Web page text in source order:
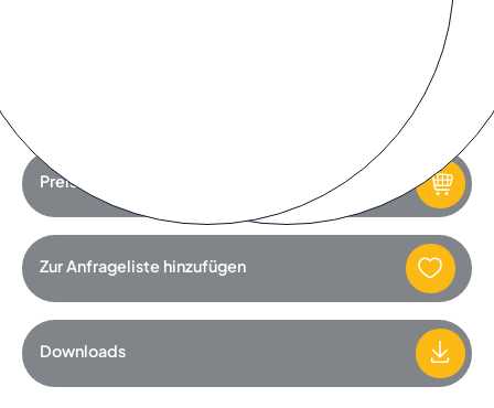
akzeptieren, um das Video
Preis anfragen
Zur Anfrageliste hinzufügen
Downloads